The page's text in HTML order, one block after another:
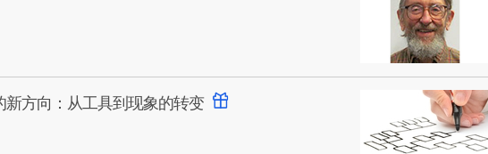
新方向：从工具到现象的转变